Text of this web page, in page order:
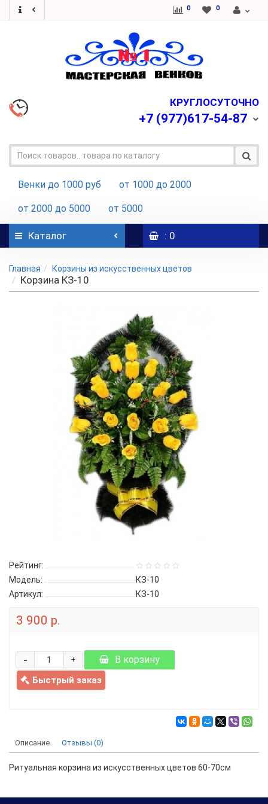
0 0
КРУГЛОСУТОЧНО
+7 (977)617-54-87
Венки до 1000 руб от 1000 до 2000
от 2000 до 5000 от 5000
Каталог : 0
Главная Корзины из искусственных цветов
Корзина КЗ-10
Рейтинг:
Модель:
КЗ-10
Артикул:
КЗ-10
3 900 р.
+
- В корзину
Быстрый заказ
Описание Отзывы (0)
Ритуальная корзина из искусственных цветов 60-70см